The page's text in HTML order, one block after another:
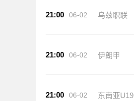
21:00 06-02 乌兹职联
21:00 06-02 伊朗甲
21:00 06-02 东南亚U19